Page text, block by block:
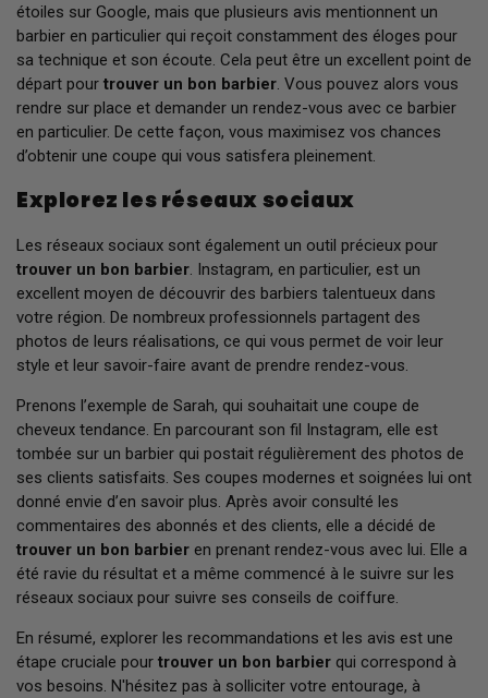
étoiles sur Google, mais que plusieurs avis mentionnent un
barbier en particulier qui reçoit constamment des éloges pour
sa technique et son écoute. Cela peut être un excellent point de
départ pour trouver un bon barbier. Vous pouvez alors vous
rendre sur place et demander un rendez-vous avec ce barbier
en particulier. De cette façon, vous maximisez vos chances
d’obtenir une coupe qui vous satisfera pleinement.
Explorez les réseaux sociaux
Les réseaux sociaux sont également un outil précieux pour
trouver un bon barbier. Instagram, en particulier, est un
excellent moyen de découvrir des barbiers talentueux dans
votre région. De nombreux professionnels partagent des
photos de leurs réalisations, ce qui vous permet de voir leur
style et leur savoir-faire avant de prendre rendez-vous.
Prenons l’exemple de Sarah, qui souhaitait une coupe de
cheveux tendance. En parcourant son fil Instagram, elle est
tombée sur un barbier qui postait régulièrement des photos de
ses clients satisfaits. Ses coupes modernes et soignées lui ont
donné envie d’en savoir plus. Après avoir consulté les
commentaires des abonnés et des clients, elle a décidé de
trouver un bon barbier en prenant rendez-vous avec lui. Elle a
été ravie du résultat et a même commencé à le suivre sur les
réseaux sociaux pour suivre ses conseils de coiffure.
En résumé, explorer les recommandations et les avis est une
étape cruciale pour trouver un bon barbier qui correspond à
vos besoins. N'hésitez pas à solliciter votre entourage, à